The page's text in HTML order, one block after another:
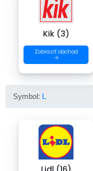
Kik (3)
Zobraziť obchod
→
Symbol: L